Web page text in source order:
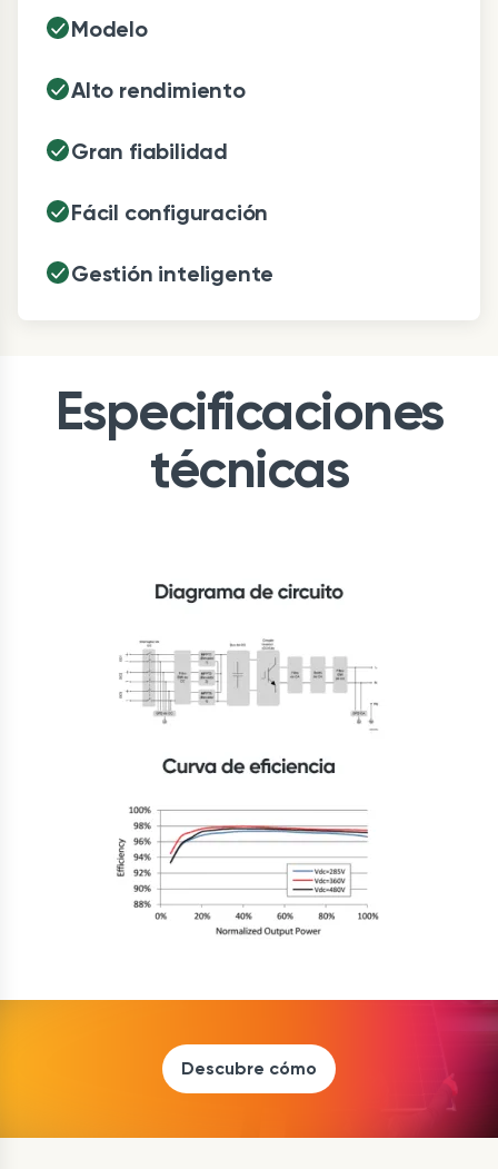
Modelo
Alto rendimiento
Gran fiabilidad
Fácil configuración
Gestión inteligente
Especificaciones
técnicas
Descubre cómo